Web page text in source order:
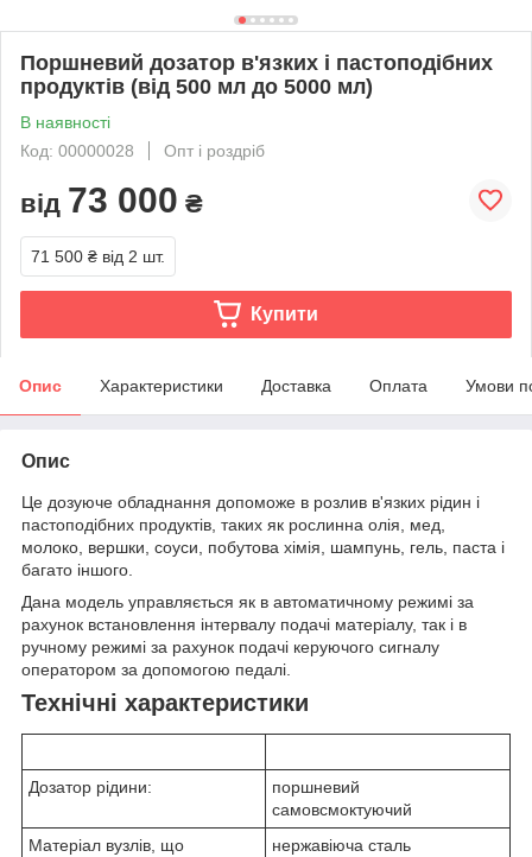
Поршневий дозатор в'язких і пастоподібних
продуктів (від 500 мл до 5000 мл)
В наявності
Код: 00000028
Опт і роздріб
від 73 000 ₴
71 500 ₴ від 2 шт.
Купити
Опис Характеристики Доставка Оплата Умови
Опис
Це дозуюче обладнання допоможе в розлив в'язких рідин і
пастоподібних продуктів, таких як рослинна олія, мед,
молоко, вершки, соуси, побутова хімія, шампунь, гель, паста і
багато іншого.
Дана модель управляється як в автоматичному режимі за
рахунок встановлення інтервалу подачі матеріалу, так і в
ручному режимі за рахунок подачі керуючого сигналу
оператором за допомогою педалі.
Технічні характеристики
Дозатор рідини:
поршневий
самовсмоктуючий
Матеріал вузлів, що
нержавіюча сталь